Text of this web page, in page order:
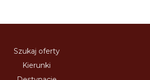
Szukaj oferty
Kierunki